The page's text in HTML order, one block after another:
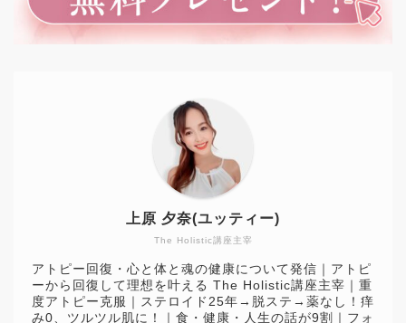
The Holistic講座主宰
上原 夕奈(ユッティー)
アトピー回復・心と体と魂の健康について発信｜アトピ
ーから回復して理想を叶える The Holistic講座主宰｜重
度アトピー克服｜ステロイド25年→脱ステ→薬なし！痒
み0、ツルツル肌に！｜食・健康・人生の話が9割｜フォ